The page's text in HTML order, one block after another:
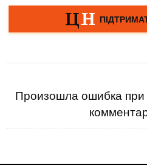
Произошла ошибка при